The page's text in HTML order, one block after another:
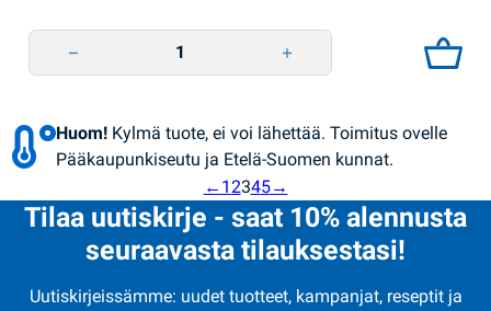
Huom! Kylmä tuote, ei voi lähettää. Toimitus ovelle
Pääkaupunkiseutu ja Etelä-Suomen kunnat.
← 12345→
Tilaa uutiskirje - saat 10% alennusta
seuraavasta tilauksestasi!
Uutiskirjeissämme: uudet tuotteet, kampanjat, reseptit ja